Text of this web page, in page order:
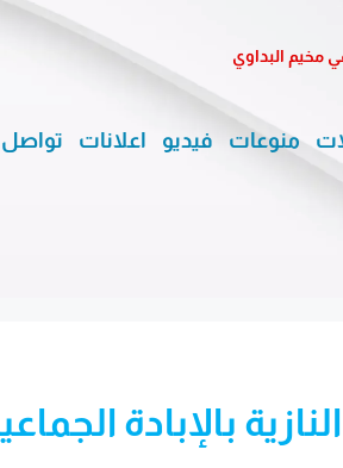
البداوي
منوعات فيديو اعلانات تواصل
بالإبادة